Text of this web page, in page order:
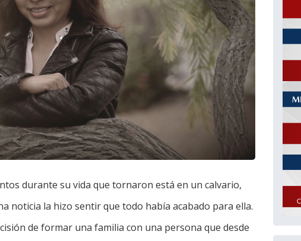
durante su vida que tornaron está en un calvario,
noticia la hizo sentir que todo había acabado para ella.
de formar una familia con una persona que desde